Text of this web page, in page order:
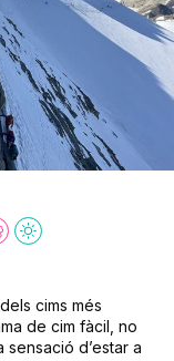
cims més
de cim fàcil, no
d’estar a